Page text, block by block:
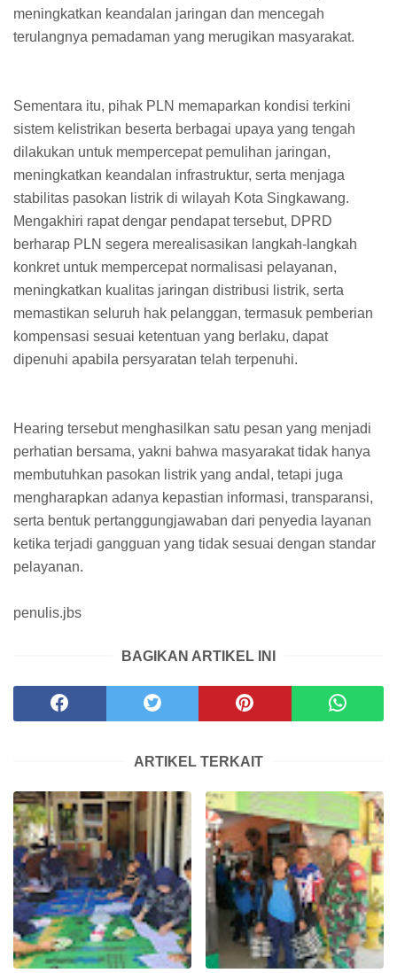
meningkatkan keandalan jaringan dan mencegah
terulangnya pemadaman yang merugikan masyarakat.
Sementara itu, pihak PLN memaparkan kondisi terkini
sistem kelistrikan beserta berbagai upaya yang tengah
dilakukan untuk mempercepat pemulihan jaringan,
meningkatkan keandalan infrastruktur, serta menjaga
stabilitas pasokan listrik di wilayah Kota Singkawang.
Mengakhiri rapat dengar pendapat tersebut, DPRD
berharap PLN segera merealisasikan langkah-langkah
konkret untuk mempercepat normalisasi pelayanan,
meningkatkan kualitas jaringan distribusi listrik, serta
memastikan seluruh hak pelanggan, termasuk pemberian
kompensasi sesuai ketentuan yang berlaku, dapat
dipenuhi apabila persyaratan telah terpenuhi.
Hearing tersebut menghasilkan satu pesan yang menjadi
perhatian bersama, yakni bahwa masyarakat tidak hanya
membutuhkan pasokan listrik yang andal, tetapi juga
mengharapkan adanya kepastian informasi, transparansi,
serta bentuk pertanggungjawaban dari penyedia layanan
ketika terjadi gangguan yang tidak sesuai dengan standar
pelayanan.
penulis.jbs
BAGIKAN ARTIKEL INI
ARTIKEL TERKAIT